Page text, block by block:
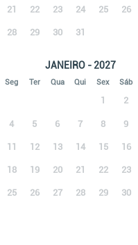
21 22 23 24 25 26
28 29 30 31
JANEIRO - 2027
Seg Ter Qua Qui Sex Sáb
1 2
4 5 6 7 8 9
11 12 13 14 15 16
18 19 20 21 22 23
25 26 27 28 29 30